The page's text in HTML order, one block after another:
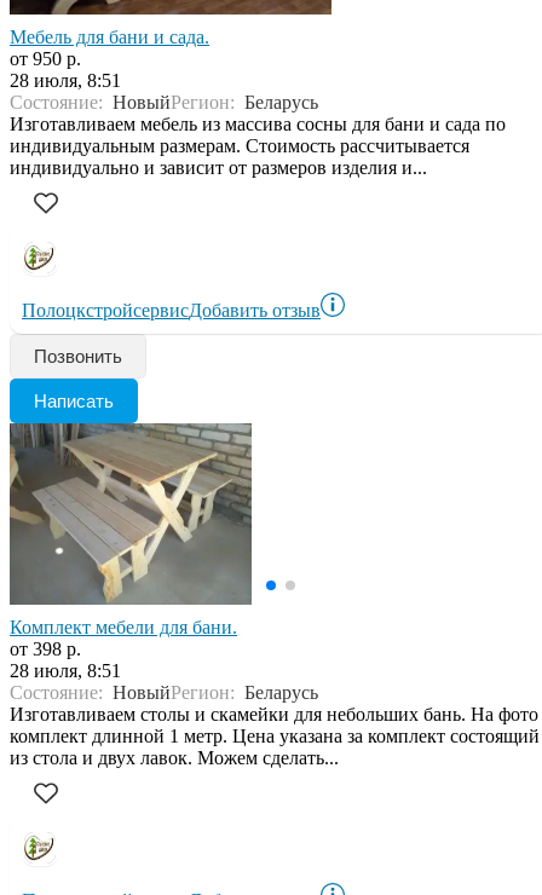
Мебель для бани и сада.
от 950 р.
28 июля, 8:51
Состояние: НовыйРегион: Беларусь
Изготавливаем мебель из массива сосны для бани и сада по
индивидуальным размерам. Стоимость рассчитывается
индивидуально и зависит от размеров изделия и...
ПолоцкстройсервисДобавить отзыв
Позвонить
Написать
Комплект мебели для бани.
от 398 р.
28 июля, 8:51
Состояние: НовыйРегион: Беларусь
Изготавливаем столы и скамейки для небольших бань. На фото
комплект длинной 1 метр. Цена указана за комплект состоящий
из стола и двух лавок. Можем сделать...